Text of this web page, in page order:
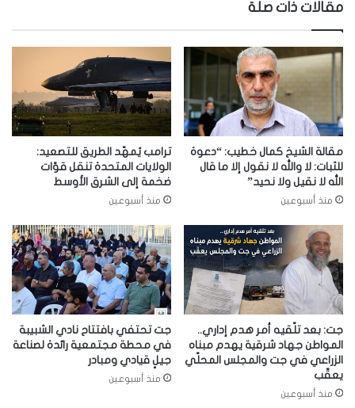
مقالات ذات صلة
مقالة الشيخ كمال خطيب: “دعوة
للثبات: لا والله لا نقول إلا ما قال
الله لا نقيل ولا نحيد”
منذ أسبوعين
ترامب يُمهّد الطريق للتصعيد:
الولايات المتحدة تنقل قوّات
ضخمة إلى الشرق الأوسط
منذ أسبوعين
جت: بعد تلّقيه أمر هدم إداري..
المواطن جهاد شرقية يهدم مبناه
الزراعي في جت والمجلس المحلّي
يعقّب
منذ أسبوعين
جت تحتفي بافتتاح نادي الشبيبة
في محطة مجتمعية رائدة لصناعة
جيلٍ قيادي ومبادر
منذ أسبوعين